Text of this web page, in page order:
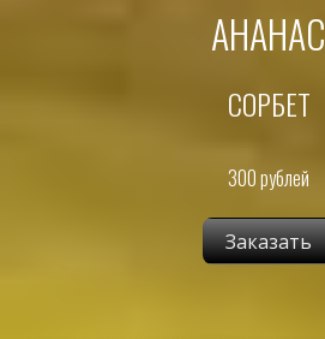
АНАНАС
СОРБЕТ
300 рублей
Заказать